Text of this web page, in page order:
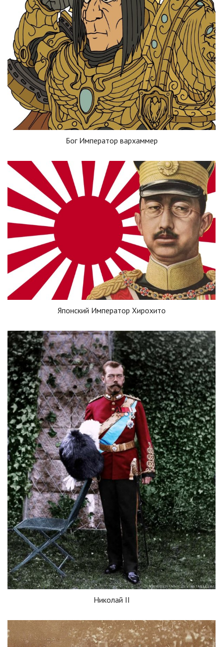
Бог Император вархаммер
Японский Император Хирохито
Николай II